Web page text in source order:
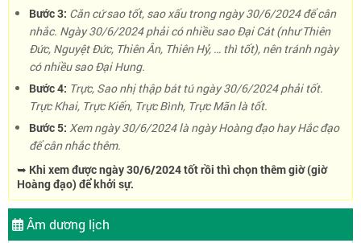
Bước 3: Căn cứ sao tốt, sao xấu trong ngày 30/6/2024 để cân
nhắc. Ngày 30/6/2024 phải có nhiều sao Đại Cát (như Thiên
Đức, Nguyệt Đức, Thiên Ân, Thiên Hỷ, … thì tốt), nên tránh ngày
có nhiều sao Đại Hung.
Bước 4: Trực, Sao nhị thập bát tú ngày 30/6/2024 phải tốt.
Trực Khai, Trực Kiến, Trực Bình, Trực Mãn là tốt.
Bước 5: Xem ngày 30/6/2024 là ngày Hoàng đạo hay Hắc đạo
để cân nhắc thêm.
➥ Khi xem được ngày 30/6/2024 tốt rồi thì chọn thêm giờ (giờ
Hoàng đạo) để khởi sự.
Âm dương lịch